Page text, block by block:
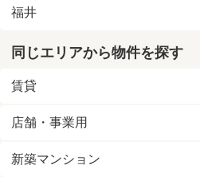
福井
同じエリアから物件を探す
賃貸
店舗・事業用
新築マンション